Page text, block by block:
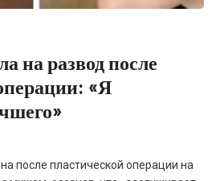
на развод после
«Я
после пластической операции на